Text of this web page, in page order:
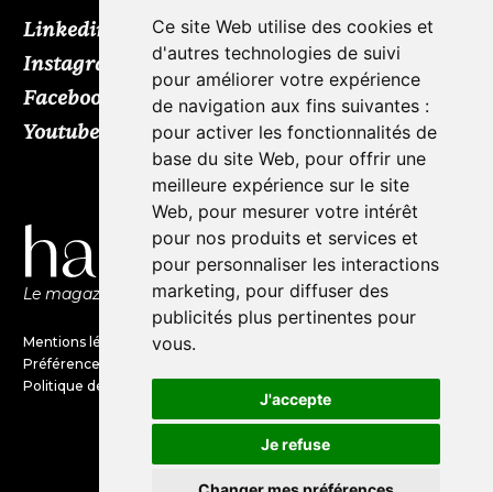
Ce site Web utilise des cookies et
d'autres technologies de suivi
pour améliorer votre expérience
de navigation aux fins suivantes :
pour activer les fonctionnalités de
base du site Web, pour offrir une
meilleure expérience sur le site
Web, pour mesurer votre intérêt
pour nos produits et services et
pour personnaliser les interactions
marketing, pour diffuser des
publicités plus pertinentes pour
vous.
J'accepte
Je refuse
Linkedin
Instagram
Facebook
Youtube TikTok
Le magazine de l'audio d'exception par HL Média
Mentions légales
Préférences en matières de cookies
Politique de confidentialité
©Haute Fidélité est une marque